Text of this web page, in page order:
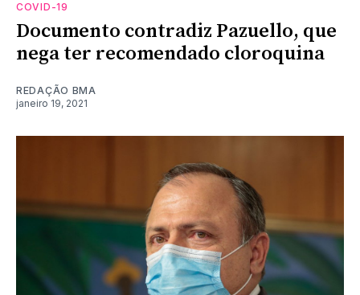
COVID-19
Documento contradiz Pazuello, que
nega ter recomendado cloroquina
REDAÇÃO BMA
janeiro 19, 2021